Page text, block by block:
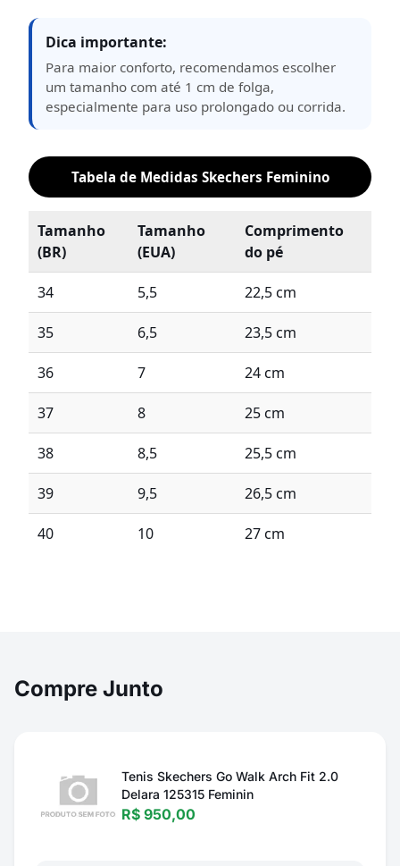
Dica importante:
Para maior conforto, recomendamos escolher
um tamanho com até 1 cm de folga,
especialmente para uso prolongado ou corrida.
Tabela de Medidas Skechers Feminino
Tamanho
(BR)
Tamanho
(EUA)
Comprimento
do pé
34 5,5 22,5 cm
35 6,5 23,5 cm
36 7 24 cm
37 8 25 cm
38 8,5 25,5 cm
39 9,5 26,5 cm
40 10 27 cm
Compre Junto
Tenis Skechers Go Walk Arch Fit 2.0
Delara 125315 Feminin
R$ 950,00